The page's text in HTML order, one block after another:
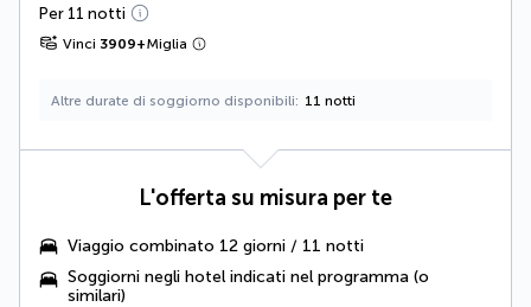
Per 11 notti
Vinci 3909+Miglia
Altre durate di soggiorno disponibili 11 notti
L'offerta su misura per te
Viaggio combinato 12 giorni / 11 notti
Soggiorni negli hotel indicati nel programma (o
similari)